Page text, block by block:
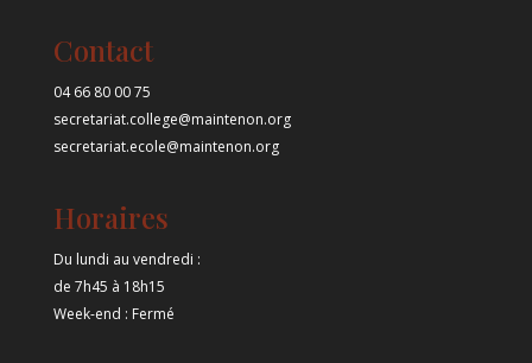
Contact
04 66 80 00 75
secretariat.college@maintenon.org
secretariat.ecole@maintenon.org
Horaires
Du lundi au vendredi :
de 7h45 à 18h15
Week-end : Fermé